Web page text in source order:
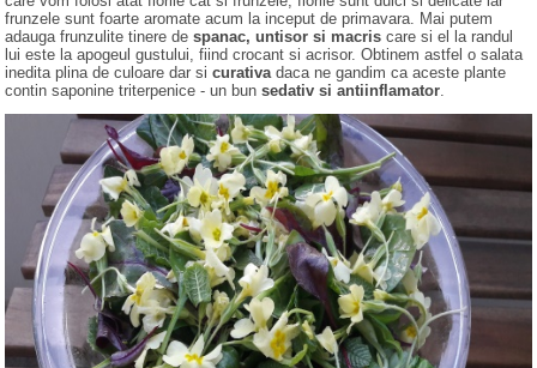
frunzele sunt foarte aromate acum la inceput de primavara. Mai putem
adauga frunzulite tinere de spanac, untisor si macris care si el la randul
lui este la apogeul gustului, fiind crocant si acrisor. Obtinem astfel o salata
inedita plina de culoare dar si curativadaca ne gandim ca aceste plante
contin saponine triterpenice - un bun sedativ si antiinflamator.